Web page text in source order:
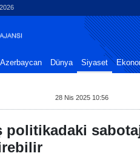
Azerbaycan Dünya Siyaset
28 Nis 2025 10:56
politikadaki